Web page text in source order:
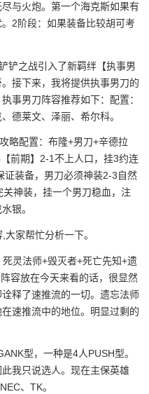
与火炮。第一个海克斯如果有
2阶段：如果装备比较胡可考
铲之战引入了新羁绊【执事男
接下来，我将提供执事男刀的
事男刀阵容推荐如下：配置：
德莱文、泽丽、希尔科。
略配置：布隆+男刀+辛德拉
前期】2-1不上人口，挂3约连
证装备，男刀必须神装2-3自然
神装，挂一个男刀稳血，注
银。
家帮忙分析一下。
灵法师+毁灭者+死亡先知+遗
容放在今天来看的话，很显然
释了速推流的一切。遗忘法师
速推流中的地位。明显过剩的
型，一种是4人PUSH型。
我只说选人。现在主保英雄
、TK。